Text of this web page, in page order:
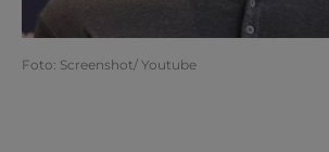
Foto: Screenshot/ Youtube